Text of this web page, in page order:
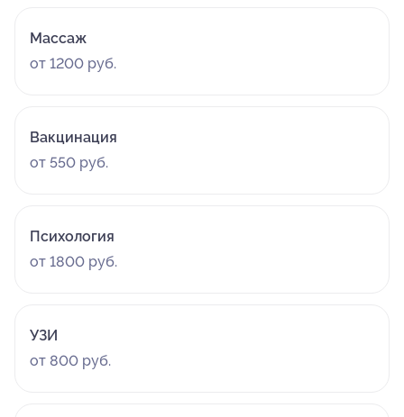
Массаж
от 1200 руб.
Вакцинация
от 550 руб.
Психология
от 1800 руб.
УЗИ
от 800 руб.